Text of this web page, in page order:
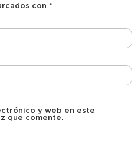
con *
y web en este
que comente.